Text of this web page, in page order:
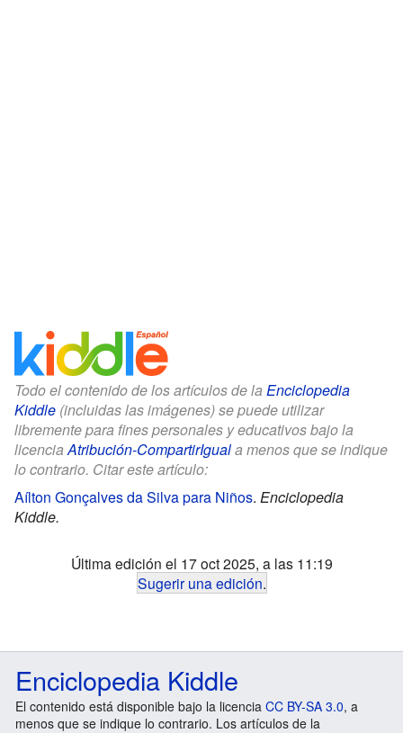
Todo el contenido de los artículos de la Enciclopedia
Kiddle (incluidas las imágenes) se puede utilizar
libremente para fines personales y educativos bajo la
licenciaAtribución-CompartirIguala menos que se indique
lo contrario. Citar este artículo:
Aílton Gonçalves da Silva para Niños. Enciclopedia
Kiddle.
Última edición el 17 oct 2025, a las 11:19
Sugerir una edición.
Enciclopedia Kiddle
El contenido está disponible bajo la licencia CC BY-SA 3.0, a
menos que se indique lo contrario. Los artículos de la